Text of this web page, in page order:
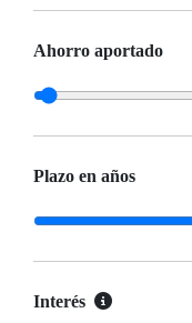
Ahorro aportado
Plazo en años
Interés